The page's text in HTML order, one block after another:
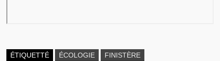
ÉTIQUETTÉ ÉCOLOGIE FINISTÈRE